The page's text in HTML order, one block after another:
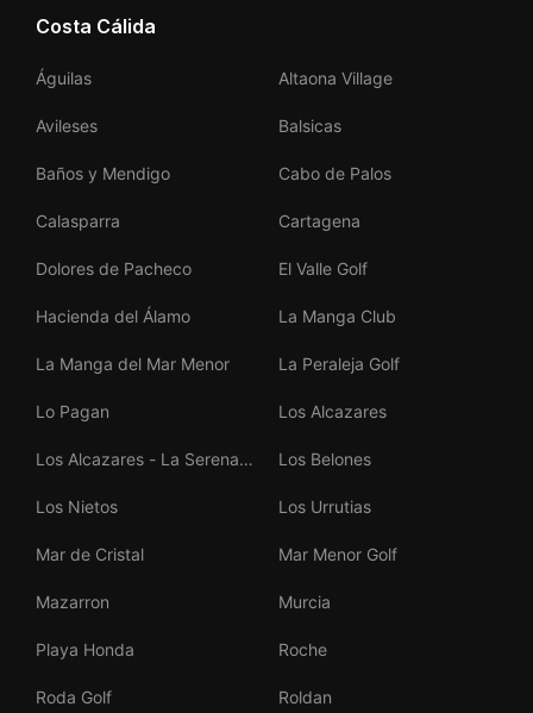
Costa Cálida
Águilas Altaona Village
Avileses Balsicas
Baños y Mendigo Cabo de Palos
Calasparra Cartagena
Dolores de Pacheco El Valle Golf
Hacienda del Álamo La Manga Club
La Manga del Mar Menor La Peraleja Golf
Lo Pagan Los Alcazares
Los Alcazares - La Serena
Los Belones
Los Nietos Los Urrutias
Mar de Cristal Mar Menor Golf
Mazarron Murcia
Playa Honda Roche
Roda Golf Roldan